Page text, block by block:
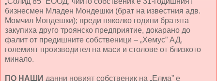
бизнесмен Младен Мондешки (брат на известния адв.
Момчил Мондешки); преди няколко години братята
закупиха друго троянско предприятие, докарано до
фалит от предишните собственици – „Хемус” АД,
големият производител на маси и столове от близкото
минало.
ПО НАШИ данни новият собственик на „Елма” е